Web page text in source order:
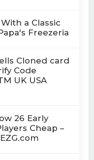
a Classic
Freezeria
Cloned card
Code
UK USA
26 Early
Cheap –